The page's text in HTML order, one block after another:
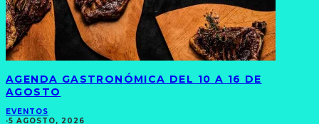
AGENDA GASTRONÓMICA DEL 10 A 16 DE
AGOSTO
EVENTOS
·5 AGOSTO, 2026